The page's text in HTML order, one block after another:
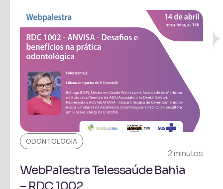
ODONTOLOGIA
2 minutos
WebPalestra Telessaúde Bahia
– RDC 1002